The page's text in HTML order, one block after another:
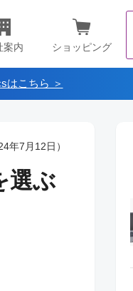
案内 ショッピング
はこちら ＞
年7月12日）
選ぶ